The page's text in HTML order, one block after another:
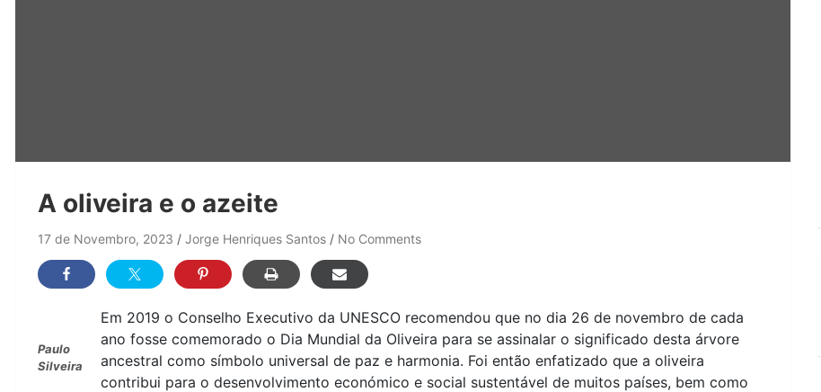
A oliveira e o azeite
17 de Novembro, 2023 Jorge Henriques Santos No Comments
Paulo
Silveira
Em 2019 o Conselho Executivo da UNESCO recomendou que no dia 26 de novembro de cada
ano fosse comemorado o Dia Mundial da Oliveira para se assinalar o significado desta árvore
ancestral como símbolo universal de paz e harmonia. Foi então enfatizado que a oliveira
contribui para o desenvolvimento económico e social sustentável de muitos países, bem como